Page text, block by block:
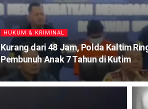
HUKUM & KRIMINAL
Kurang dari 48 Jam, Polda Kaltim
Pembunuh Anak 7 Tahun di Kutim